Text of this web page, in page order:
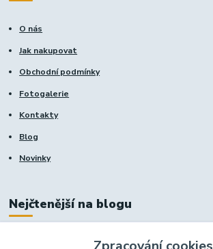
O nás
Jak nakupovat
Obchodní podmínky
Fotogalerie
Kontakty
Blog
Novinky
Nejčtenější na blogu
https://www.dcxmoto.cz/renovace-afriky-twin-